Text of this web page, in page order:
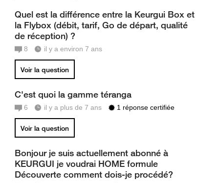
Quel est la différence entre la Keurgui Box et
la Flybox (débit, tarif, Go de départ, qualité
de réception) ?
8 il y a environ 7 ans
Voir la question
C'est quoi la gamme téranga
6 il y a plus de 7 ans 1 réponse certifiée
Voir la question
Bonjour je suis actuellement abonné à
KEURGUI je voudrai HOME formule
Découverte comment dois-je procédé?